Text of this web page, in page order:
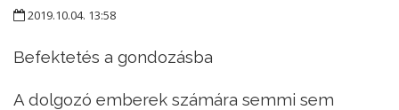
2019.10.04. 13:58
Befektetés a gondozásba
A dolgozó emberek számára semmi sem